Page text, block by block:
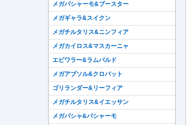
メガバシャーモ&ブースター
メガギャラ&スイクン
メガチルタリス&ニンフィア
メガカイロス&マスカーニャ
エビワラー&ラムパルド
メガアブソル&クロバット
ゴリランダー&リーフィア
メガチルタリス&イエッサン
メガバシャ&バシャーモ